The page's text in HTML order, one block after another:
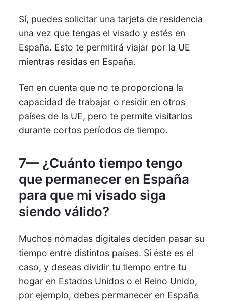
Sí, puedes solicitar una tarjeta de residencia
una vez que tengas el visado y estés en
España. Esto te permitirá viajar por la UE
mientras residas en España.
Ten en cuenta que no te proporciona la
capacidad de trabajar o residir en otros
países de la UE, pero te permite visitarlos
durante cortos períodos de tiempo.
7— ¿Cuánto tiempo tengo
que permanecer en España
para que mi visado siga
siendo válido?
Muchos nómadas digitales deciden pasar su
tiempo entre distintos países. Si éste es el
caso, y deseas dividir tu tiempo entre tu
hogar en Estados Unidos o el Reino Unido,
por ejemplo, debes permanecer en España